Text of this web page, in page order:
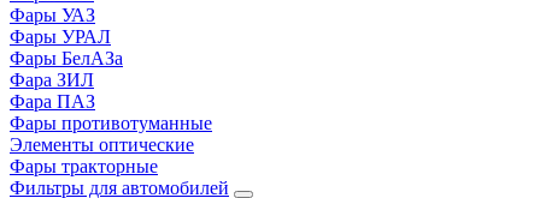
Фары УАЗ
Фары УРАЛ
Фары БелАЗа
Фара ЗИЛ
Фара ПАЗ
Фары противотуманные
Элементы оптические
Фары тракторные
Фильтры для автомобилей